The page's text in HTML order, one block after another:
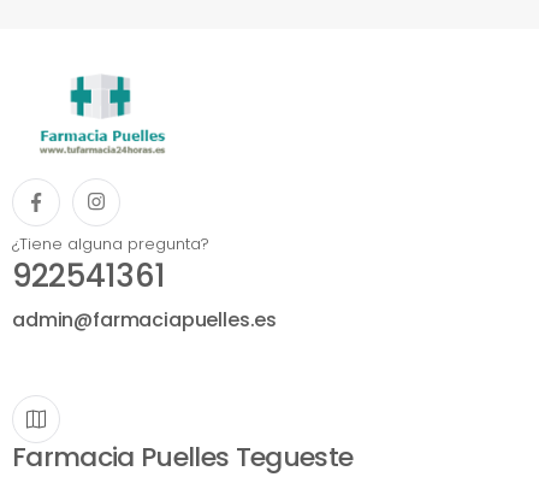
¿Tiene alguna pregunta?
922541361
admin@farmaciapuelles.es
Farmacia Puelles Tegueste